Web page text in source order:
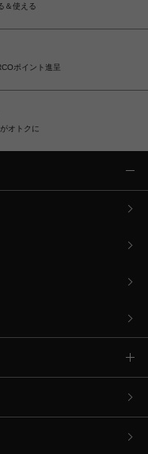
＆使える
ポイント進呈
オトクに